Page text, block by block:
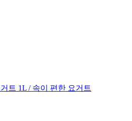
트 1L / 속이 편한 요거트